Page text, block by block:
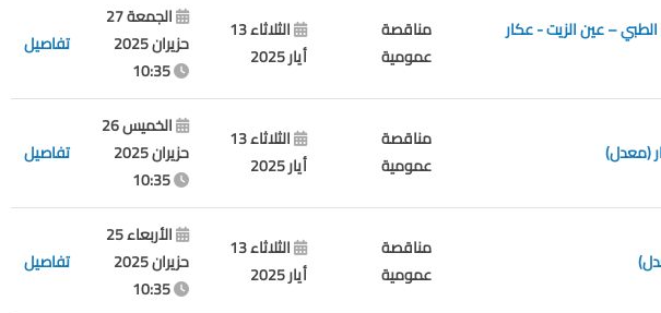
– عين الزيت - عكار
مناقصة
عمومية
الثلاثاء 13
أيار 2025
الجمعة 27
حزيران 2025
10:35
تفاصيل
(معدل)
مناقصة
عمومية
الثلاثاء 13
أيار 2025
الخميس 26
حزيران 2025
10:35
تفاصيل
مناقصة
عمومية
الثلاثاء 13
أيار 2025
الأربعاء 25
حزيران 2025
10:35
تفاصيل